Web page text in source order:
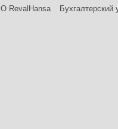
О RevalHansa Бухгалтерский